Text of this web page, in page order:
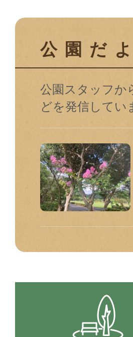
公園だ
公園スタッフか
どを発信してい